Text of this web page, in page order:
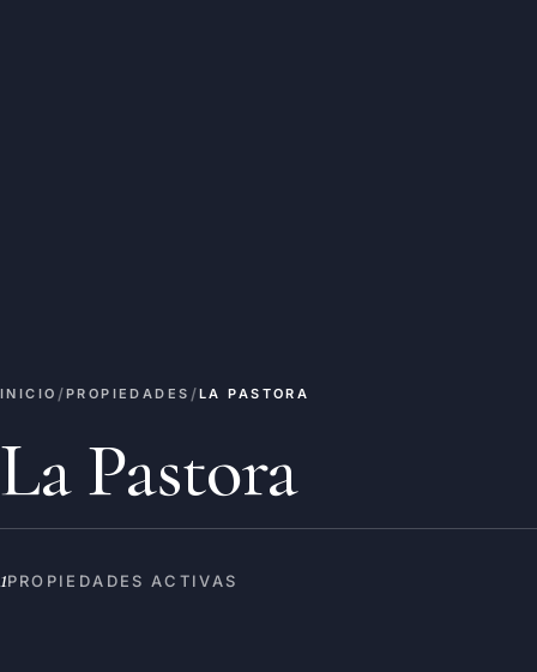
INICIO /PROPIEDADES /LA PASTORA
La Pastora
1PROPIEDADES ACTIVAS